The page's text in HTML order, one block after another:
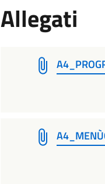
Allegati